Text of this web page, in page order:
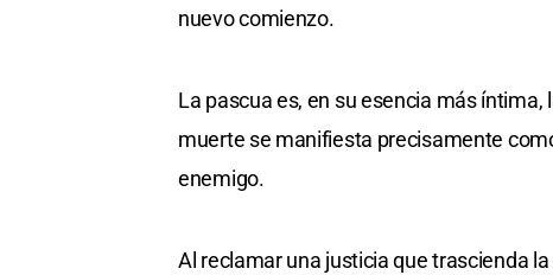
nuevo comienzo.
La pascua es, en su esencia más
muerte se manifiesta precisamente
enemigo.
Al reclamar una justicia que trascienda